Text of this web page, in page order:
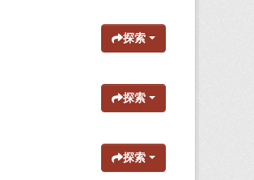
探索
探索
探索